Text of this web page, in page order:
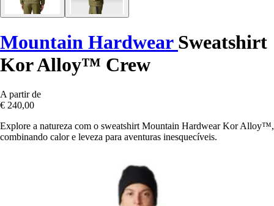
Mountain Hardwear Sweatshirt
Kor Alloy™ Crew
A partir de
€ 240,00
Explore a natureza com o sweatshirt Mountain Hardwear Kor Alloy™,
combinando calor e leveza para aventuras inesquecíveis.